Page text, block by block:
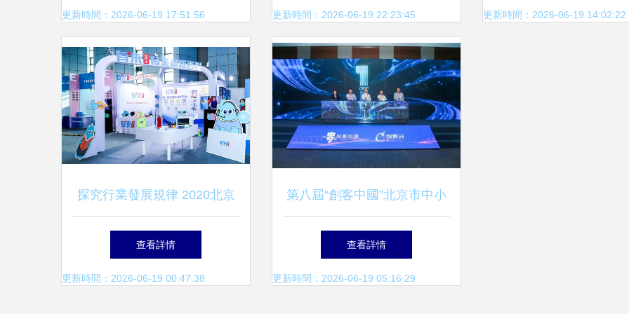
內容服務賦能樓市洞察
更新時間：2026-06-19 17:51:56 局數字內容制作服務
更新時間：2026-06-19 22:23:45 北京數字內容制作服
更新時間：2026-06-19 14:02:22
探究行業發展規律 2020北京
數字出版精品內容推薦會透視
數字內容制作新趨勢
查看詳情
更新時間：2026-06-19 00:47:38
第八屆“創客中國”北京市中小
企業創新創業大賽盛大啟航，
聚焦北京數字內容制作服務新
查看詳情
更新時間：2026-06-19 05:16:29